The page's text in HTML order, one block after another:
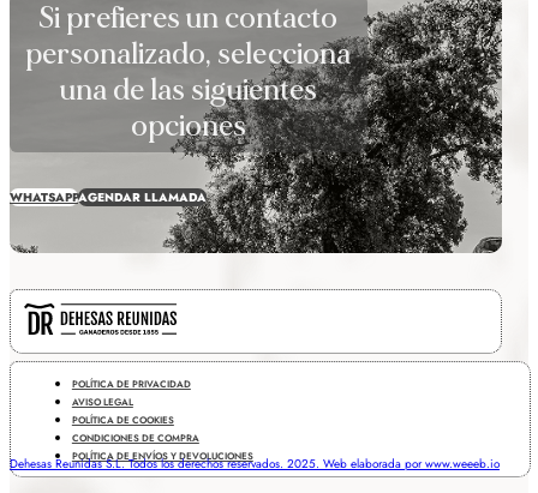
Si prefieres un contacto
personalizado, selecciona
una de las siguientes
opciones
WHATSAPPAGENDAR LLAMADA
POLÍTICA DE PRIVACIDAD
AVISO LEGAL
POLÍTICA DE COOKIES
CONDICIONES DE COMPRA
POLÍTICA DE ENVÍOS Y DEVOLUCIONES
Dehesas Reunidas S.L. Todos los derechos reservados. 2025. Web elaborada por www.weeeb.io